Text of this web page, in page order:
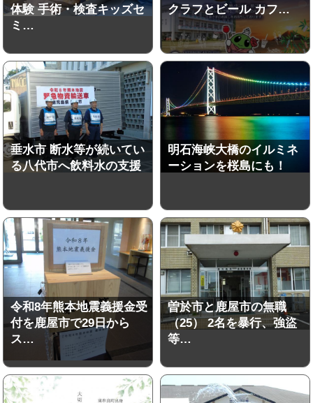
体験 手術・検査キッズセ
ミ…
クラフとビール カフ…
垂水市 断水等が続いてい
る八代市へ飲料水の支援
明石海峡大橋のイルミネ
ーションを桜島にも！
令和8年熊本地震義援金受
付を鹿屋市で29日から
ス…
曽於市と鹿屋市の無職
（25） 2名を暴行、強盜
等…